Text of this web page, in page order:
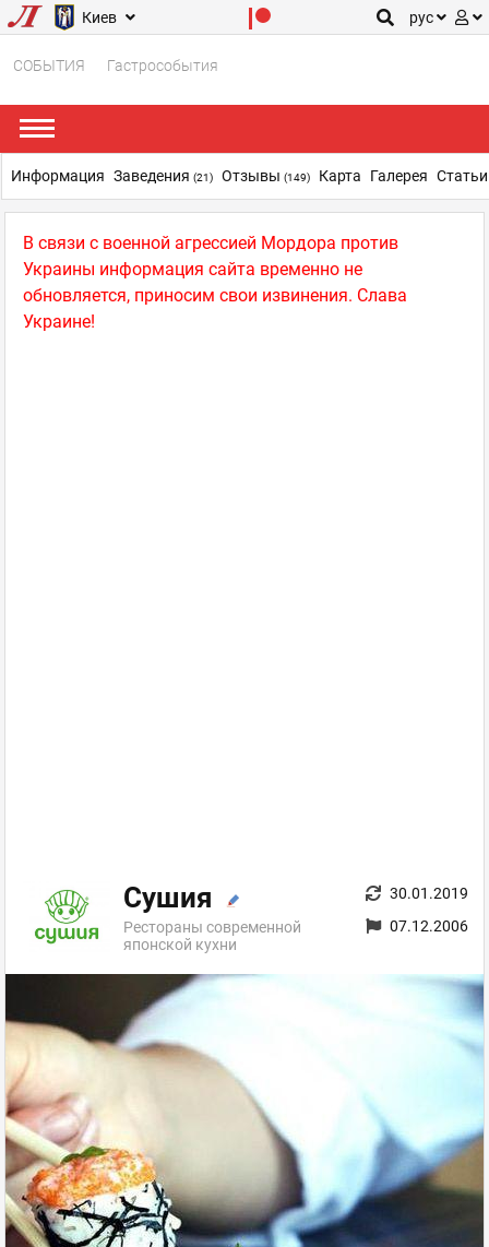
Киев рус
СОБЫТИЯ Гастрособытия
В связи с военной агрессией Мордора против
Украины информация сайта временно не
обновляется, приносим свои извинения. Слава
Украине!
Сушия
Рестораны современной
японской кухни
30.01.2019
07.12.2006
Информация Заведения (21) Отзывы (149) Карта Галерея